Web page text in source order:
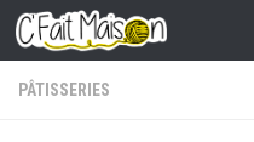
Skip to content
PÂTISSERIES